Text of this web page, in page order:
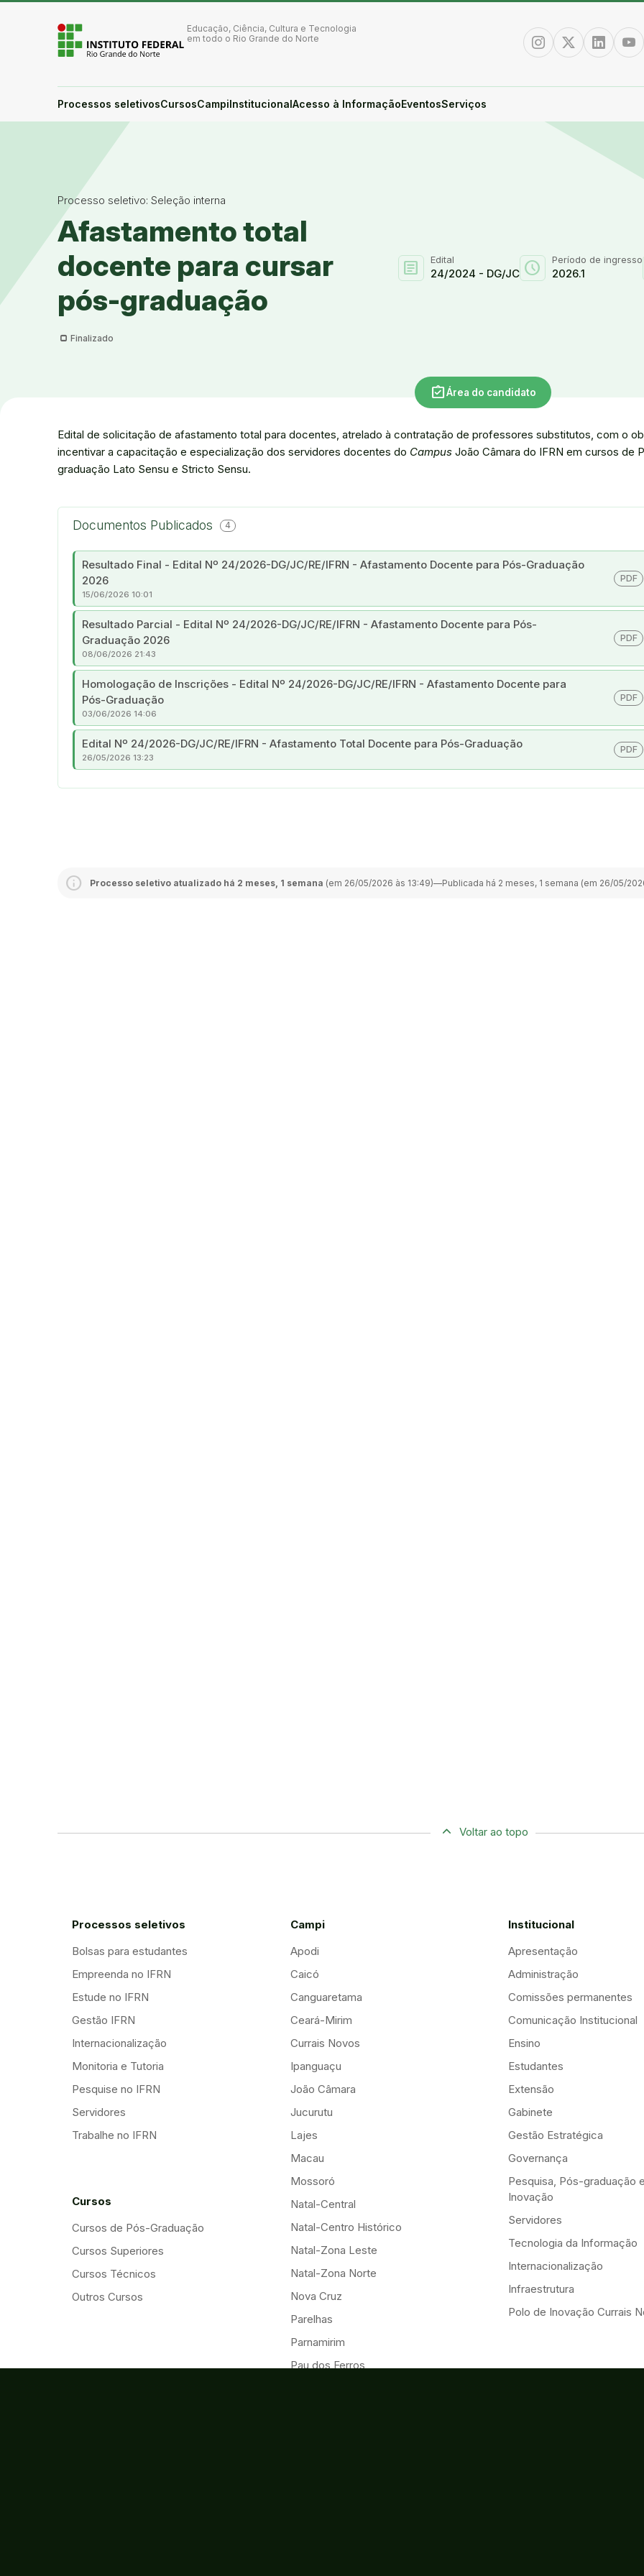
Ir para a página inicial
Ir para a busca
Ir para o menu principal
Ir para o conteúdo
Alto contraste
Login da Área Administrativa
Educação, Ciência, Cultura e Tecnologia
em todo o Rio Grande do Norte
InstagramTwitter/XLinkedin
Processos seletivosCursosCampiInstitucionalAcesso à InformaçãoEventosServiços
Processo seletivo: Seleção interna
Afastamento total
docente para cursar
pós-graduação
Finalizado
article Edital
24/2024 - DG/JC schedule Período de ingresso
2026.1
assignment_turned_inÁrea do candidato
Edital de solicitação de afastamento total para docentes, atrelado à contratação de professores substitutos, com o
incentivar a capacitação e especialização dos servidores docentes do Campus João Câmara do IFRN em cursos de
graduação Lato Sensu e Stricto Sensu.
Documentos Publicados 4
Resultado Final - Edital Nº 24/2026-DG/JC/RE/IFRN - Afastamento Docente para Pós-Graduação
2026
PDF
15/06/2026 10:01
Resultado Parcial - Edital Nº 24/2026-DG/JC/RE/IFRN - Afastamento Docente para Pós-
Graduação 2026
PDF
08/06/2026 21:43
Homologação de Inscrições - Edital Nº 24/2026-DG/JC/RE/IFRN - Afastamento Docente para
Pós-Graduação
PDF
03/06/2026 14:06
Edital Nº 24/2026-DG/JC/RE/IFRN - Afastamento Total Docente para Pós-Graduação PDF
26/05/2026 13:23
Processo seletivo atualizado há 2 meses, 1 semana (em 26/05/2026 às 13:49)—Publicada há 2 meses, 1 semana (em 26/05/
Voltar ao topo
Processos seletivos
Bolsas para estudantes
Empreenda no IFRN
Estude no IFRN
Gestão IFRN
Internacionalização
Monitoria e Tutoria
Pesquise no IFRN
Servidores
Trabalhe no IFRN
Cursos
Cursos de Pós-Graduação
Cursos Superiores
Cursos Técnicos
Outros Cursos
Campi
Apodi
Caicó
Canguaretama
Ceará-Mirim
Currais Novos
Ipanguaçu
João Câmara
Jucurutu
Lajes
Macau
Mossoró
Natal-Central
Natal-Centro Histórico
Natal-Zona Leste
Natal-Zona Norte
Nova Cruz
Parelhas
Parnamirim
Pau dos Ferros
Institucional
Apresentação
Administração
Comissões permanentes
Comunicação Institucional
Ensino
Estudantes
Extensão
Gabinete
Gestão Estratégica
Governança
Pesquisa, Pós-graduação e
Inovação
Servidores
Tecnologia da Informação
Internacionalização
Infraestrutura
Polo de Inovação Currais